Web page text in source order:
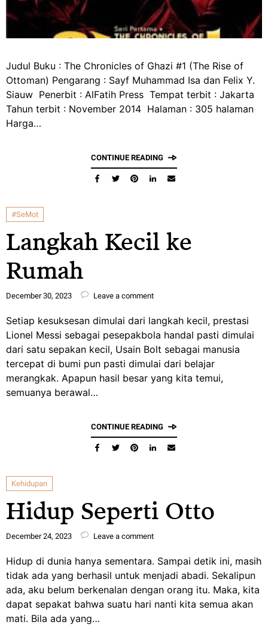
Judul Buku : The Chronicles of Ghazi #1 (The Rise of
Ottoman) Pengarang : Sayf Muhammad Isa dan Felix Y.
Siauw Penerbit : AlFatih Press Tempat terbit : Jakarta
Tahun terbit : November 2014 Halaman : 305 halaman
Harga…
CONTINUE READING
#SeMot
Langkah Kecil ke
Rumah
December 30, 2023 Leave a comment
Setiap kesuksesan dimulai dari langkah kecil, prestasi
Lionel Messi sebagai pesepakbola handal pasti dimulai
dari satu sepakan kecil, Usain Bolt sebagai manusia
tercepat di bumi pun pasti dimulai dari belajar
merangkak. Apapun hasil besar yang kita temui,
semuanya berawal…
CONTINUE READING
Kehidupan
Hidup Seperti Otto
December 24, 2023 Leave a comment
Hidup di dunia hanya sementara. Sampai detik ini, masih
tidak ada yang berhasil untuk menjadi abadi. Sekalipun
ada, aku belum berkenalan dengan orang itu. Maka, kita
dapat sepakat bahwa suatu hari nanti kita semua akan
mati. Bila ada yang…